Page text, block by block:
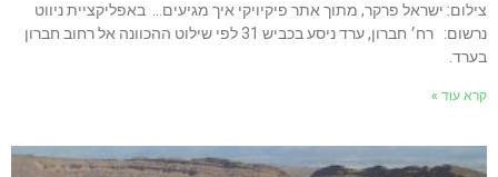
צילום: ישראל פרקר, מתוך אתר פיקיויקי איך מגיעים… באפליקציית ניווט
נרשום: רח׳ חברון, ערד ניסע בכביש 31 לפי שילוט ההכוונה אל רחוב חברון
בערד.
קרא עוד »